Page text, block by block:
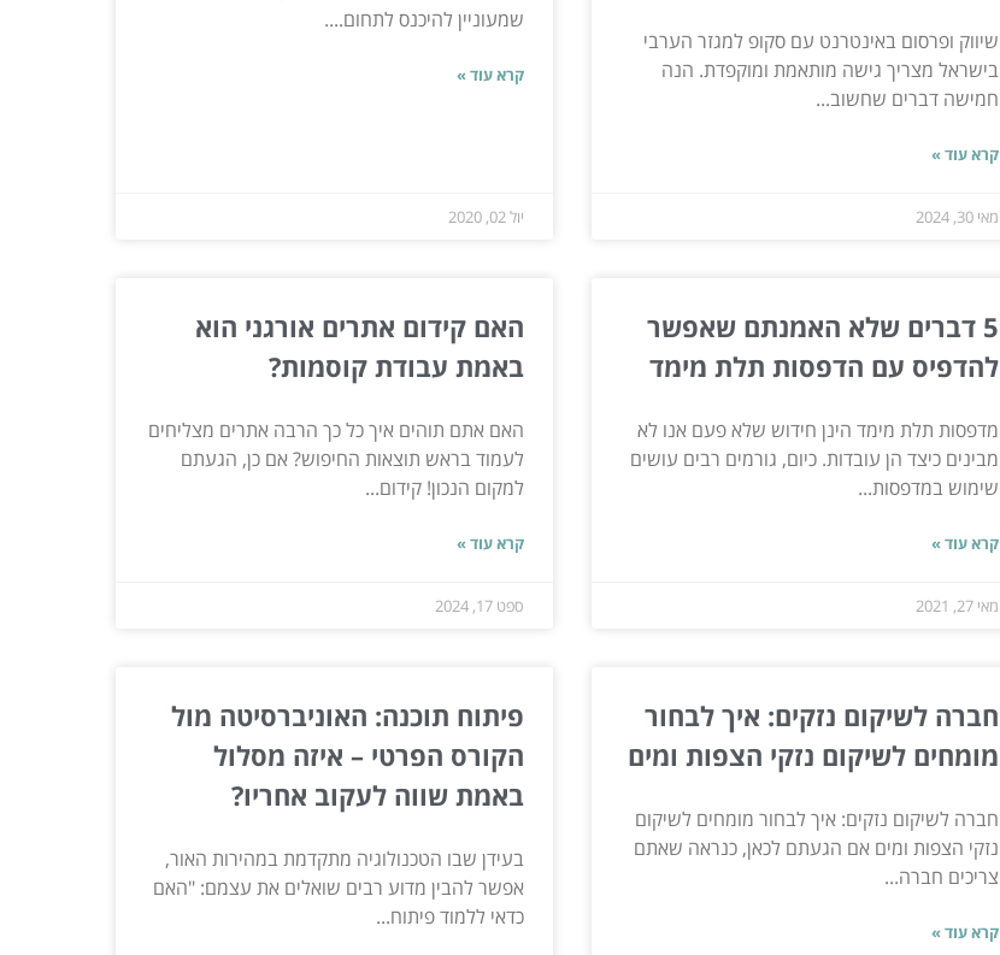
שיווק ופרסום באינטרנט עם סקופ למגזר הערבי
בישראל מצריך גישה מותאמת ומוקפדת. הנה
חמישה דברים שחשוב...
קרא עוד »
מאי 30, 2024
שמעוניין להיכנס לתחום....
קרא עוד »
יול 02, 2020
5 דברים שלא האמנתם שאפשר
להדפיס עם הדפסות תלת מימד
מדפסות תלת מימד הינן חידוש שלא פעם אנו לא
מבינים כיצד הן עובדות. כיום, גורמים רבים עושים
שימוש במדפסות...
קרא עוד »
מאי 27, 2021
האם קידום אתרים אורגני הוא
באמת עבודת קוסמות?
האם אתם תוהים איך כל כך הרבה אתרים מצליחים
לעמוד בראש תוצאות החיפוש? אם כן, הגעתם
למקום הנכון! קידום...
קרא עוד »
ספט 17, 2024
חברה לשיקום נזקים: איך לבחור
מומחים לשיקום נזקי הצפות ומים
חברה לשיקום נזקים: איך לבחור מומחים לשיקום
נזקי הצפות ומים אם הגעתם לכאן, כנראה שאתם
צריכים חברה...
קרא עוד »
פיתוח תוכנה: האוניברסיטה מול
הקורס הפרטי – איזה מסלול
באמת שווה לעקוב אחריו?
בעידן שבו הטכנולוגיה מתקדמת במהירות האור,
אפשר להבין מדוע רבים שואלים את עצמם: "האם
כדאי ללמוד פיתוח...